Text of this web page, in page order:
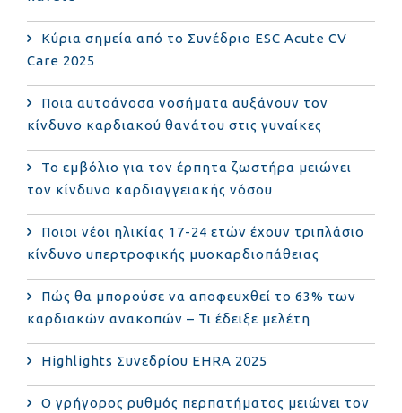
Κύρια σημεία από το Συνέδριο ESC Acute CV
Care 2025
Ποια αυτοάνοσα νοσήματα αυξάνουν τον
κίνδυνο καρδιακού θανάτου στις γυναίκες
Το εμβόλιο για τον έρπητα ζωστήρα μειώνει
τον κίνδυνο καρδιαγγειακής νόσου
Ποιοι νέοι ηλικίας 17-24 ετών έχουν τριπλάσιο
κίνδυνο υπερτροφικής μυοκαρδιοπάθειας
Πώς θα μπορούσε να αποφευχθεί το 63% των
καρδιακών ανακοπών – Τι έδειξε μελέτη
Highlights Συνεδρίου EHRA 2025
Ο γρήγορος ρυθμός περπατήματος μειώνει τον